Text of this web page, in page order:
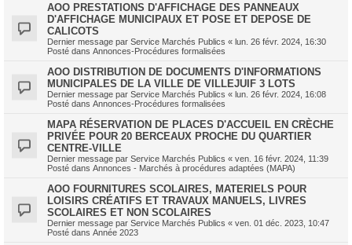
AOO PRESTATIONS D'AFFICHAGE DES PANNEAUX
D'AFFICHAGE MUNICIPAUX ET POSE ET DEPOSE DE
CALICOTS
Dernier message par Service Marchés Publics « lun. 26 févr. 2024, 16:30
Posté dans Annonces-Procédures formalisées
AOO DISTRIBUTION DE DOCUMENTS D'INFORMATIONS
MUNICIPALES DE LA VILLE DE VILLEJUIF 3 LOTS
Dernier message par Service Marchés Publics « lun. 26 févr. 2024, 16:08
Posté dans Annonces-Procédures formalisées
MAPA RÉSERVATION DE PLACES D'ACCUEIL EN CRÈCHE
PRIVÉE POUR 20 BERCEAUX PROCHE DU QUARTIER
CENTRE-VILLE
Dernier message par Service Marchés Publics « ven. 16 févr. 2024, 11:39
Posté dans Annonces - Marchés à procédures adaptées (MAPA)
AOO FOURNITURES SCOLAIRES, MATERIELS POUR
LOISIRS CRÉATIFS ET TRAVAUX MANUELS, LIVRES
SCOLAIRES ET NON SCOLAIRES
Dernier message par Service Marchés Publics « ven. 01 déc. 2023, 10:47
Posté dans Année 2023